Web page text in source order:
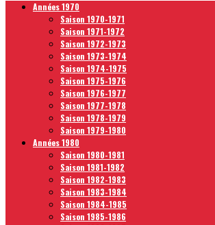
Années 1970
Saison 1970-1971
Saison 1971-1972
Saison 1972-1973
Saison 1973-1974
Saison 1974-1975
Saison 1975-1976
Saison 1976-1977
Saison 1977-1978
Saison 1978-1979
Saison 1979-1980
Années 1980
Saison 1980-1981
Saison 1981-1982
Saison 1982-1983
Saison 1983-1984
Saison 1984-1985
Saison 1985-1986